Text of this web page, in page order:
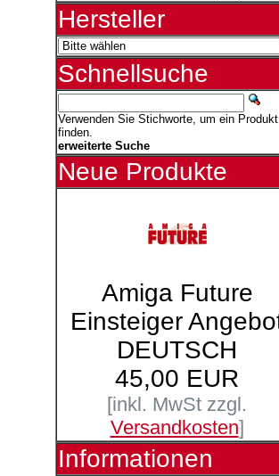
Hersteller
Schnellsuche
Verwenden Sie Stichworte, um ein
finden.
erweiterte Suche
Neue Produkte
Amiga Future
Einsteiger
DEUTSCH
45,00 EUR
[inkl. MwSt zzgl.
Versandkosten]
Informationen